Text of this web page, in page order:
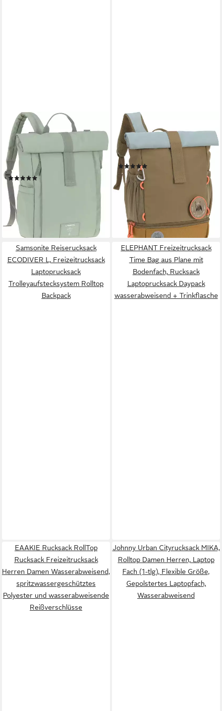
LÄSSIG
Wickelrucksack Green Label,
Rolltop Up, silver green,
vegan; zum Teil aus
recyceltem Material
(1)
ab 97,46 € 129,95 €
-25%
lieferbar - in 1-2 Werktagen bei dir
LÄSSIG
Kinderrucksack Nature, Mini
Rolltop Backpack, Olive, aus
recycelten PET-Flaschen
ab 47,44 €
lieferbar - in 2-3 Werktagen bei dir
Samsonite Reiserucksack
ECODIVER L, Freizeitrucksack
Laptoprucksack
Trolleyaufstecksystem Rolltop
Backpack
ELEPHANT Freizeitrucksack
Time Bag aus Plane mit
Bodenfach, Rucksack
Laptoprucksack Daypack
wasserabweisend + Trinkflasche
EAAKIE Rucksack RollTop
Rucksack Freizeitrucksack
Herren Damen Wasserabweisend,
spritzwassergeschütztes
Polyester und wasserabweisende
Reißverschlüsse
Johnny Urban Cityrucksack MIKA,
Rolltop Damen Herren, Laptop
Fach (1-tlg), Flexible Größe,
Gepolstertes Laptopfach,
Wasserabweisend